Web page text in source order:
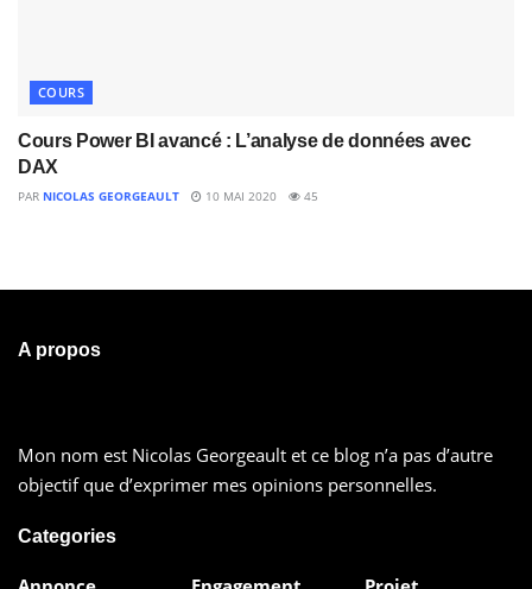
COURS
Cours Power BI avancé : L’analyse de données avec
DAX
PAR NICOLAS GEORGEAULT 10 MAI 2020 45
A propos
Mon nom est Nicolas Georgeault et ce blog n’a pas d’autre
objectif que d’exprimer mes opinions personnelles.
Categories